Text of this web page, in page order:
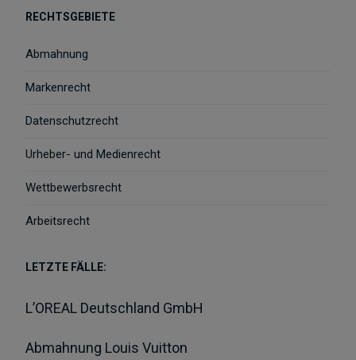
RECHTSGEBIETE
Abmahnung
Markenrecht
Datenschutzrecht
Urheber- und Medienrecht
Wettbewerbsrecht
Arbeitsrecht
LETZTE FÄLLE:
L’OREAL Deutschland GmbH
Abmahnung Louis Vuitton